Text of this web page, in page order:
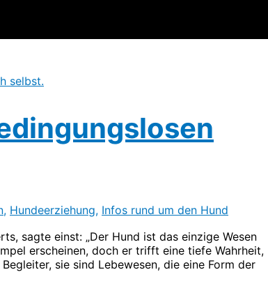
, Hundeerziehung, Infos rund um den Hund
sagte einst: „Der Hund ist das einzige Wesen
erscheinen, doch er trifft eine tiefe Wahrheit,
sie sind Lebewesen, die eine Form der